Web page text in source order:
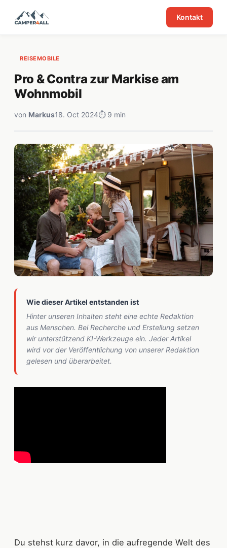
Kontakt
REISEMOBILE
Pro & Contra zur Markise am
Wohnmobil
von Markus18. Oct 2024⏱ 9 min
Wie dieser Artikel entstanden ist
Hinter unseren Inhalten steht eine echte Redaktion
aus Menschen. Bei Recherche und Erstellung setzen
wir unterstützend KI-Werkzeuge ein. Jeder Artikel
wird vor der Veröffentlichung von unserer Redaktion
gelesen und überarbeitet.
Du stehst kurz davor, in die aufregende Welt des